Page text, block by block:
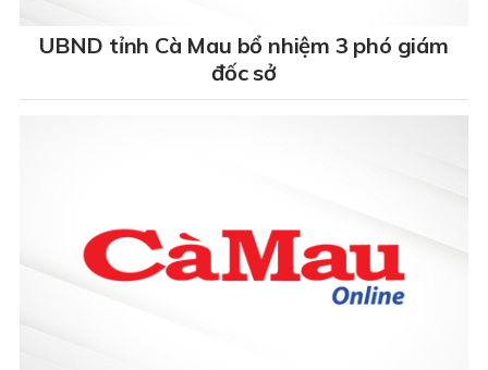
UBND tỉnh Cà Mau bổ nhiệm 3 phó giám
đốc sở